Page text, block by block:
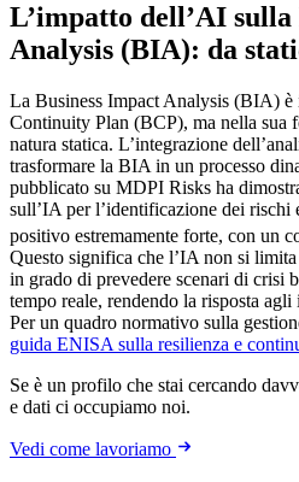
L’impatto dell’AI sulla
Analysis (BIA): da
La Business Impact Analysis (BIA)
Continuity Plan (BCP), ma nella sua
natura statica. L’integrazione
trasformare la BIA in un processo
pubblicato su MDPI Risks ha
sull’IA per l’identificazione dei rischi
positivo estremamente forte, con un
Questo significa che l’IA non si
in grado di prevedere scenari di crisi
tempo reale, rendendo la risposta
Per un quadro normativo sulla
guida ENISA sulla resilienza e
Se è un profilo che stai cercando
e dati ci occupiamo noi.
Vedi come lavoriamo